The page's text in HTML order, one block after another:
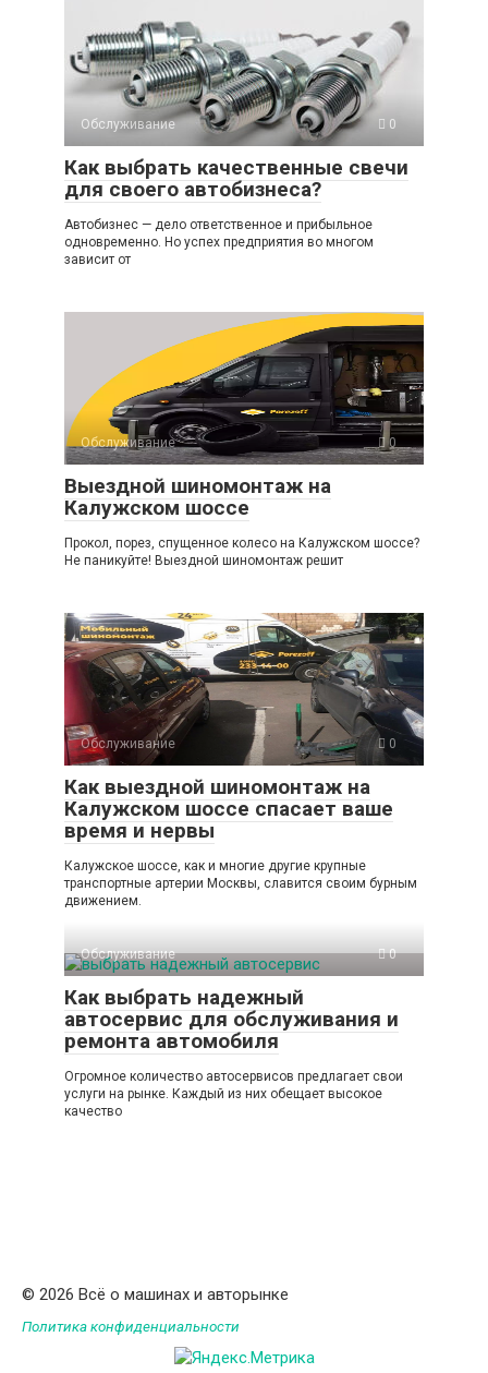
Обслуживание 0
Как выбрать качественные свечи
для своего автобизнеса?
Автобизнес — дело ответственное и прибыльное
одновременно. Но успех предприятия во многом
зависит от
Обслуживание 0
Выездной шиномонтаж на
Калужском шоссе
Прокол, порез, спущенное колесо на Калужском шоссе?
Не паникуйте! Выездной шиномонтаж решит
Обслуживание 0
Как выездной шиномонтаж на
Калужском шоссе спасает ваше
время и нервы
Калужское шоссе, как и многие другие крупные
транспортные артерии Москвы, славится своим бурным
движением.
Обслуживание 0
Как выбрать надежный
автосервис для обслуживания и
ремонта автомобиля
Огромное количество автосервисов предлагает свои
услуги на рынке. Каждый из них обещает высокое
качество
© 2026 Всё о машинах и авторынке
Политика конфиденциальности